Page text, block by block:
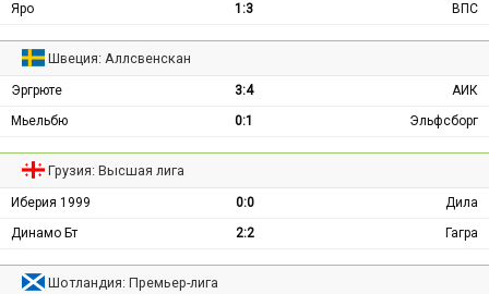
Яро 1:3 ВПС
Швеция: Аллсвенскан
Эргрюте 3:4
АИК
Мьельбю
0:1 Эльфсборг
Грузия: Высшая лига
Иберия 1999 0:0
Дила
Динамо Бт
2:2 Гагра
Шотландия: Премьер-лига